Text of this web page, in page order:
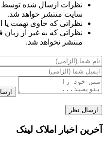
نظرات ارسال شده توسط
سایت منتشر خواهد شد.
نظراتی که حاوی تهمت یا
نظراتی که به غیر از زبان
منتشر نخواهد شد.
آخرین اخبار املاک لینک